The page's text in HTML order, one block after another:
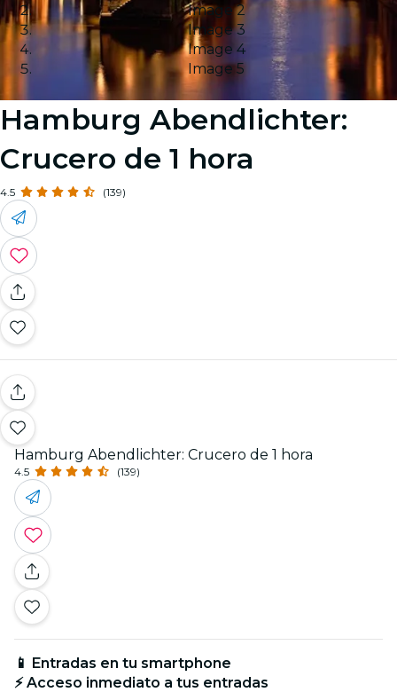
Image 2
Image 3
Image 4
Image 5
Hamburg Abendlichter:
Crucero de 1 hora
4.5 (139)
Hamburg Abendlichter: Crucero de 1 hora
4.5 (139)
📱 Entradas en tu smartphone
⚡ Acceso inmediato a tus entradas